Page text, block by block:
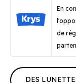
En
de
DES